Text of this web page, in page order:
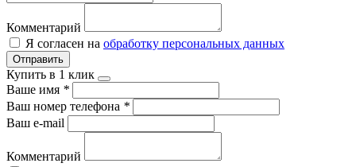
Комментарий
Я согласен на обработку персональных данных
Отправить
Купить в 1 клик
Ваше имя *
Ваш номер телефона *
Ваш e-mail
Комментарий